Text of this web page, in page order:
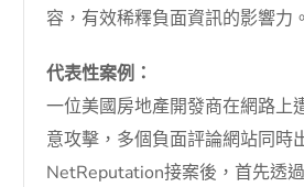
容，有效稀釋負面資訊的影響力。
代表性案例：
一位美國房地產開發商在網路上
意攻擊，多個負面評論網站同時
NetReputation接案後，首先透